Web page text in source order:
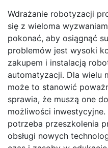
Wdrażanie robotyzacji
się z wieloma
pokonać, aby osiągnąć
problemów jest wysoki
zakupem i instalacją
automatyzacji. Dla wielu
może to stanowić
sprawia, że muszą one
możliwości
potrzeba przeszkolenia
obsługi nowych